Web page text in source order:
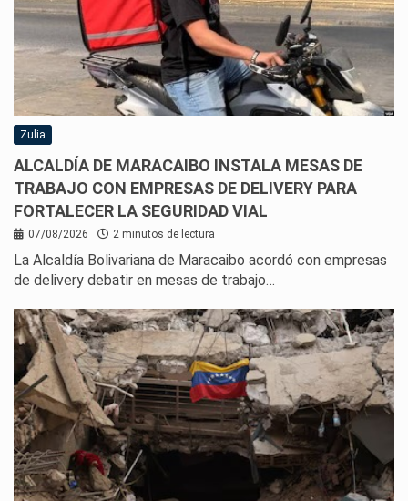
Zulia
ALCALDÍA DE MARACAIBO INSTALA MESAS DE
TRABAJO CON EMPRESAS DE DELIVERY PARA
FORTALECER LA SEGURIDAD VIAL
07/08/2026 2 minutos de lectura
La Alcaldía Bolivariana de Maracaibo acordó con empresas
de delivery debatir en mesas de trabajo…